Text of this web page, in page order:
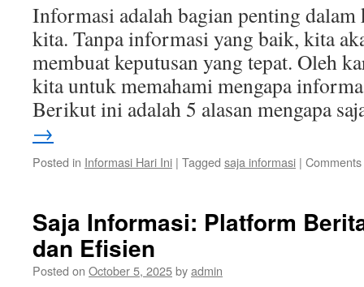
Informasi adalah bagian penting
kita. Tanpa informasi yang baik, kita
membuat keputusan yang tepat. Oleh
kita untuk memahami mengapa
Berikut ini adalah 5 alasan mengapa
→
Posted in Informasi Hari Ini | Tagged saja informasi |
Saja Informasi: Platform
dan Efisien
Posted on October 5, 2025byadmin